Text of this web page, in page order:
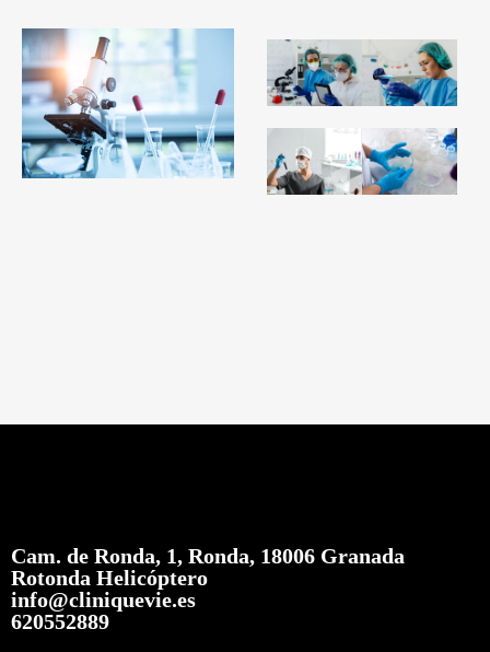
Cam. de Ronda, 1, Ronda, 18006 Granada
Rotonda Helicóptero
info@cliniquevie.es
620552889